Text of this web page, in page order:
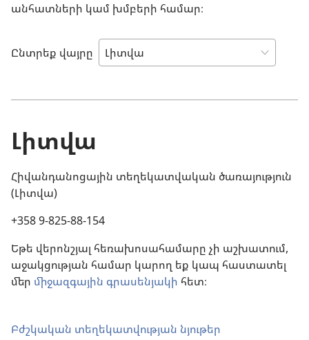
անհատների կամ խմբերի համար։
Ընտրեք վայրը
Լիտվա
Հիվանդանոցային տեղեկատվական ծառայություն
(Լիտվա)
+358 9-825-88-154
Եթե վերոնշյալ հեռախոսահամարը չի աշխատում,
աջակցության համար կարող եք կապ հաստատել
մեր միջազգային գրասենյակի հետ։
Բժշկական տեղեկատվության նյութեր